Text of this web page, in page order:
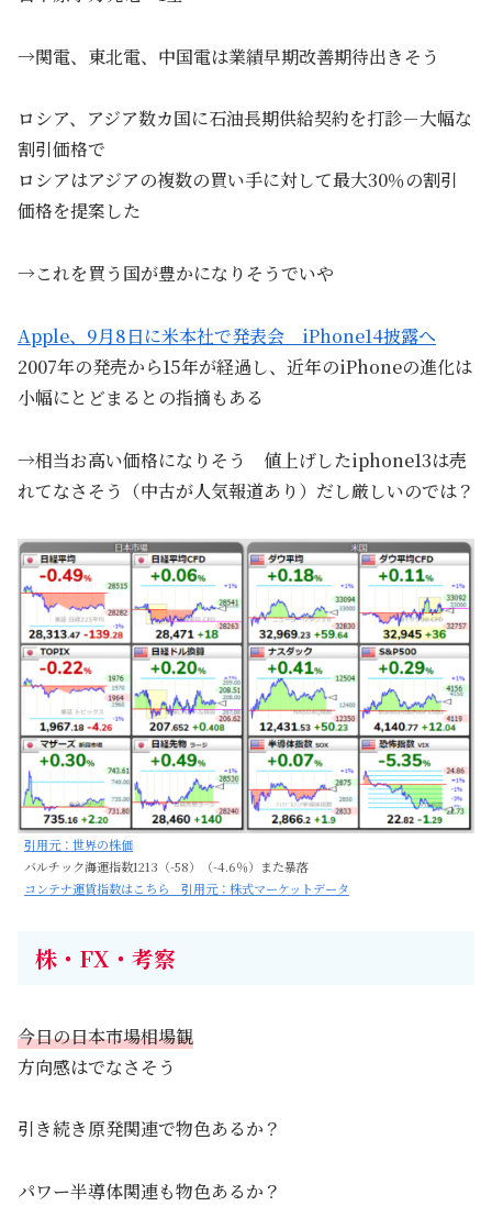
→関電、東北電、中国電は業績早期改善期待出きそう
ロシア、アジア数カ国に石油長期供給契約を打診－大幅な
割引価格で
ロシアはアジアの複数の買い手に対して最大30％の割引
価格を提案した
→これを買う国が豊かになりそうでいや
Apple、9月8日に米本社で発表会 iPhone14披露へ
2007年の発売から15年が経過し、近年のiPhoneの進化は
小幅にとどまるとの指摘もある
→相当お高い価格になりそう 値上げしたiphone13は売
れてなさそう（中古が人気報道あり）だし厳しいのでは？
引用元：世界の株価
バルチック海運指数1213（-58）（-4.6％）また暴落
コンテナ運賃指数はこちら 引用元：株式マーケットデータ
株・FX・考察
今日の日本市場相場観
方向感はでなさそう
引き続き原発関連で物色あるか？
パワー半導体関連も物色あるか？